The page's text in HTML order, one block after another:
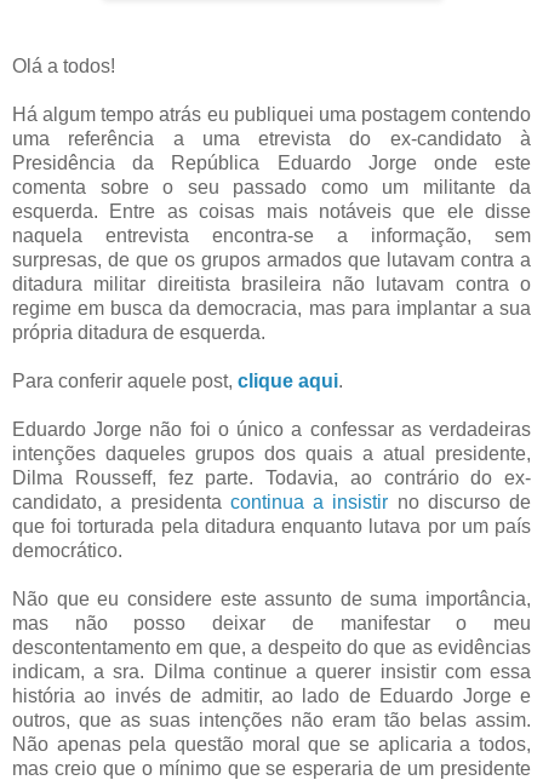
Olá a todos!
Há algum tempo atrás eu publiquei uma postagem contendo
uma referência a uma etrevista do ex-candidato à
Presidência da República Eduardo Jorge onde este
comenta sobre o seu passado como um militante da
esquerda. Entre as coisas mais notáveis que ele disse
naquela entrevista encontra-se a informação, sem
surpresas, de que os grupos armados que lutavam contra a
ditadura militar direitista brasileira não lutavam contra o
regime em busca da democracia, mas para implantar a sua
própria ditadura de esquerda.
Para conferir aquele post, clique aqui.
Eduardo Jorge não foi o único a confessar as verdadeiras
intenções daqueles grupos dos quais a atual presidente,
Dilma Rousseff, fez parte. Todavia, ao contrário do ex-
candidato, a presidenta continua a insistir no discurso de
que foi torturada pela ditadura enquanto lutava por um país
democrático.
Não que eu considere este assunto de suma importância,
mas não posso deixar de manifestar o meu
descontentamento em que, a despeito do que as evidências
indicam, a sra. Dilma continue a querer insistir com essa
história ao invés de admitir, ao lado de Eduardo Jorge e
outros, que as suas intenções não eram tão belas assim.
Não apenas pela questão moral que se aplicaria a todos,
mas creio que o mínimo que se esperaria de um presidente